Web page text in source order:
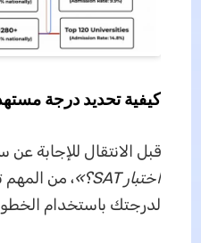
كيفية تحديد درجة
قبل الانتقال للإجابة
اختبار SAT؟»
، من
لدرجتك باستخدام